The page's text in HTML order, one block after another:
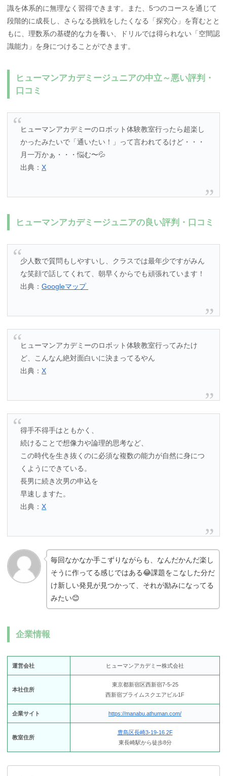
識を体系的に無理なく習得できます。また、5つのコースを通じて
段階的に成長し、さらなる挑戦をしたくなる「探究心」を育むとと
もに、理数系の基礎的な力を養い、ドリルでは得られない「空間認
識能力」を身につけることができます。
ヒューマンアカデミージュニアの中立～悪い評判・
口コミ
ヒューマンアカデミーのロボット体験教室行ったら超楽し
かったみたいで「通いたい！」って言われてるけど・・・
月一万かぁ・・・悩む〜💦
出典：X
ヒューマンアカデミージュニアの良い評判・口コミ
少人数で質問もしやすいし、クラスでは最年少ですがみん
な笑顔で話してくれて、朝早くからでも頑張れています！
出典：Googleマップ
ヒューマンアカデミーのロボット体験教室行ってみたけ
ど、こんなん絶対面白いに決まってるやん
出典：X
得手不得手はともかく、
続けることで想像力や論理的思考など、
この時代を生き抜くのに必須な複数の能力が自然に身につ
くようにできている。
長男に続き次男の申込を
早速しますた。
出典：X
毎回なかなか手こずりながらも、なんだかんだ楽し
そうに作ってる感じではある😂課題をこなした分だ
け新しい発見が見つかって、それが励みになってる
みたい😊
企業情報
運営会社 ヒューマンアカデミー株式会社
本社住所
東京都新宿区西新宿7-5-25
西新宿プライムスクエアビル1F
企業サイト https://manabu.athuman.com/
教室住所
豊島区長崎3-19-16 2F
東長崎駅から徒歩8分